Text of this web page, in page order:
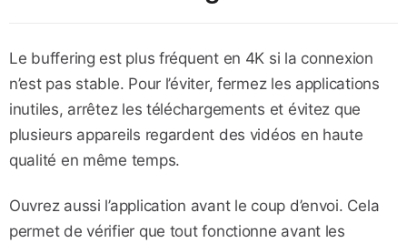
Le buffering est plus fréquent en 4K si la connexion
n’est pas stable. Pour l’éviter, fermez les applications
inutiles, arrêtez les téléchargements et évitez que
plusieurs appareils regardent des vidéos en haute
qualité en même temps.
Ouvrez aussi l’application avant le coup d’envoi. Cela
permet de vérifier que tout fonctionne avant les